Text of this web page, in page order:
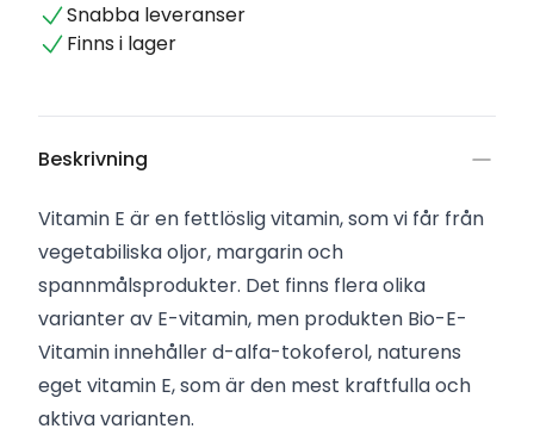
Snabba leveranser
Finns i lager
Beskrivning
Vitamin E är en fettlöslig vitamin, som vi får från
vegetabiliska oljor, margarin och
spannmålsprodukter. Det finns flera olika
varianter av E-vitamin, men produkten Bio-E-
Vitamin innehåller d-alfa-tokoferol, naturens
eget vitamin E, som är den mest kraftfulla och
aktiva varianten.